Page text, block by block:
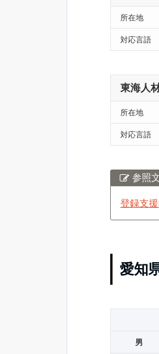
所在地
対応言語
東海人
所在地
対応言語
参照
登録支
愛知
男